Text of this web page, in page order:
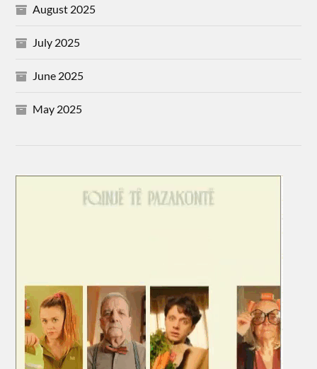
August 2025
July 2025
June 2025
May 2025